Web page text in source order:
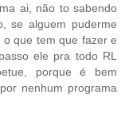
ai, não to sabendo
se alguem puderme
que tem que fazer e
ele pra todo RL
porque é bem
nenhum programa